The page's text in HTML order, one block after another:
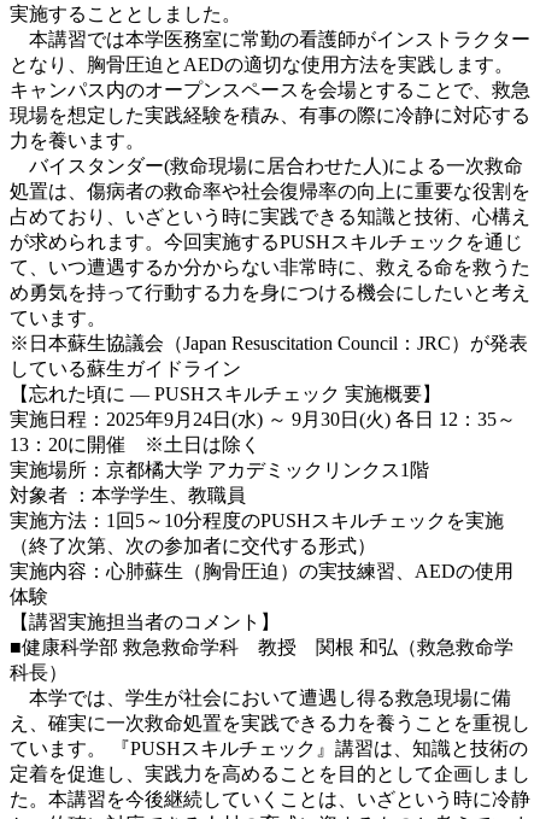
実施することとしました。
本講習では本学医務室に常勤の看護師がインストラクター
となり、胸骨圧迫とAEDの適切な使用方法を実践します。
キャンパス内のオープンスペースを会場とすることで、救急
現場を想定した実践経験を積み、有事の際に冷静に対応する
力を養います。
バイスタンダー(救命現場に居合わせた人)による一次救命
処置は、傷病者の救命率や社会復帰率の向上に重要な役割を
占めており、いざという時に実践できる知識と技術、心構え
が求められます。今回実施するPUSHスキルチェックを通じ
て、いつ遭遇するか分からない非常時に、救える命を救うた
め勇気を持って行動する力を身につける機会にしたいと考え
ています。
※ 日本蘇生協議会（Japan Resuscitation Council：JRC）が発表
している蘇生ガイドライン
【忘れた頃に ― PUSHスキルチェック 実施概要】
実施日程：2025年9月24日(水) ～ 9月30日(火) 各日 12：35～
13：20に開催 ※土日は除く
実施場所：京都橘大学 アカデミックリンクス1階
対象者 ：本学学生、教職員
実施方法：1回5～10分程度のPUSHスキルチェックを実施
（終了次第、次の参加者に交代する形式）
実施内容：心肺蘇生（胸骨圧迫）の実技練習、AEDの使用
体験
【講習実施担当者のコメント】
■健康科学部 救急救命学科 教授 関根 和弘（救急救命学
科長）
本学では、学生が社会において遭遇し得る救急現場に備
え、確実に一次救命処置を実践できる力を養うことを重視し
ています。 『PUSHスキルチェック』講習は、知識と技術の
定着を促進し、実践力を高めることを目的として企画しまし
た。本講習を今後継続していくことは、いざという時に冷静